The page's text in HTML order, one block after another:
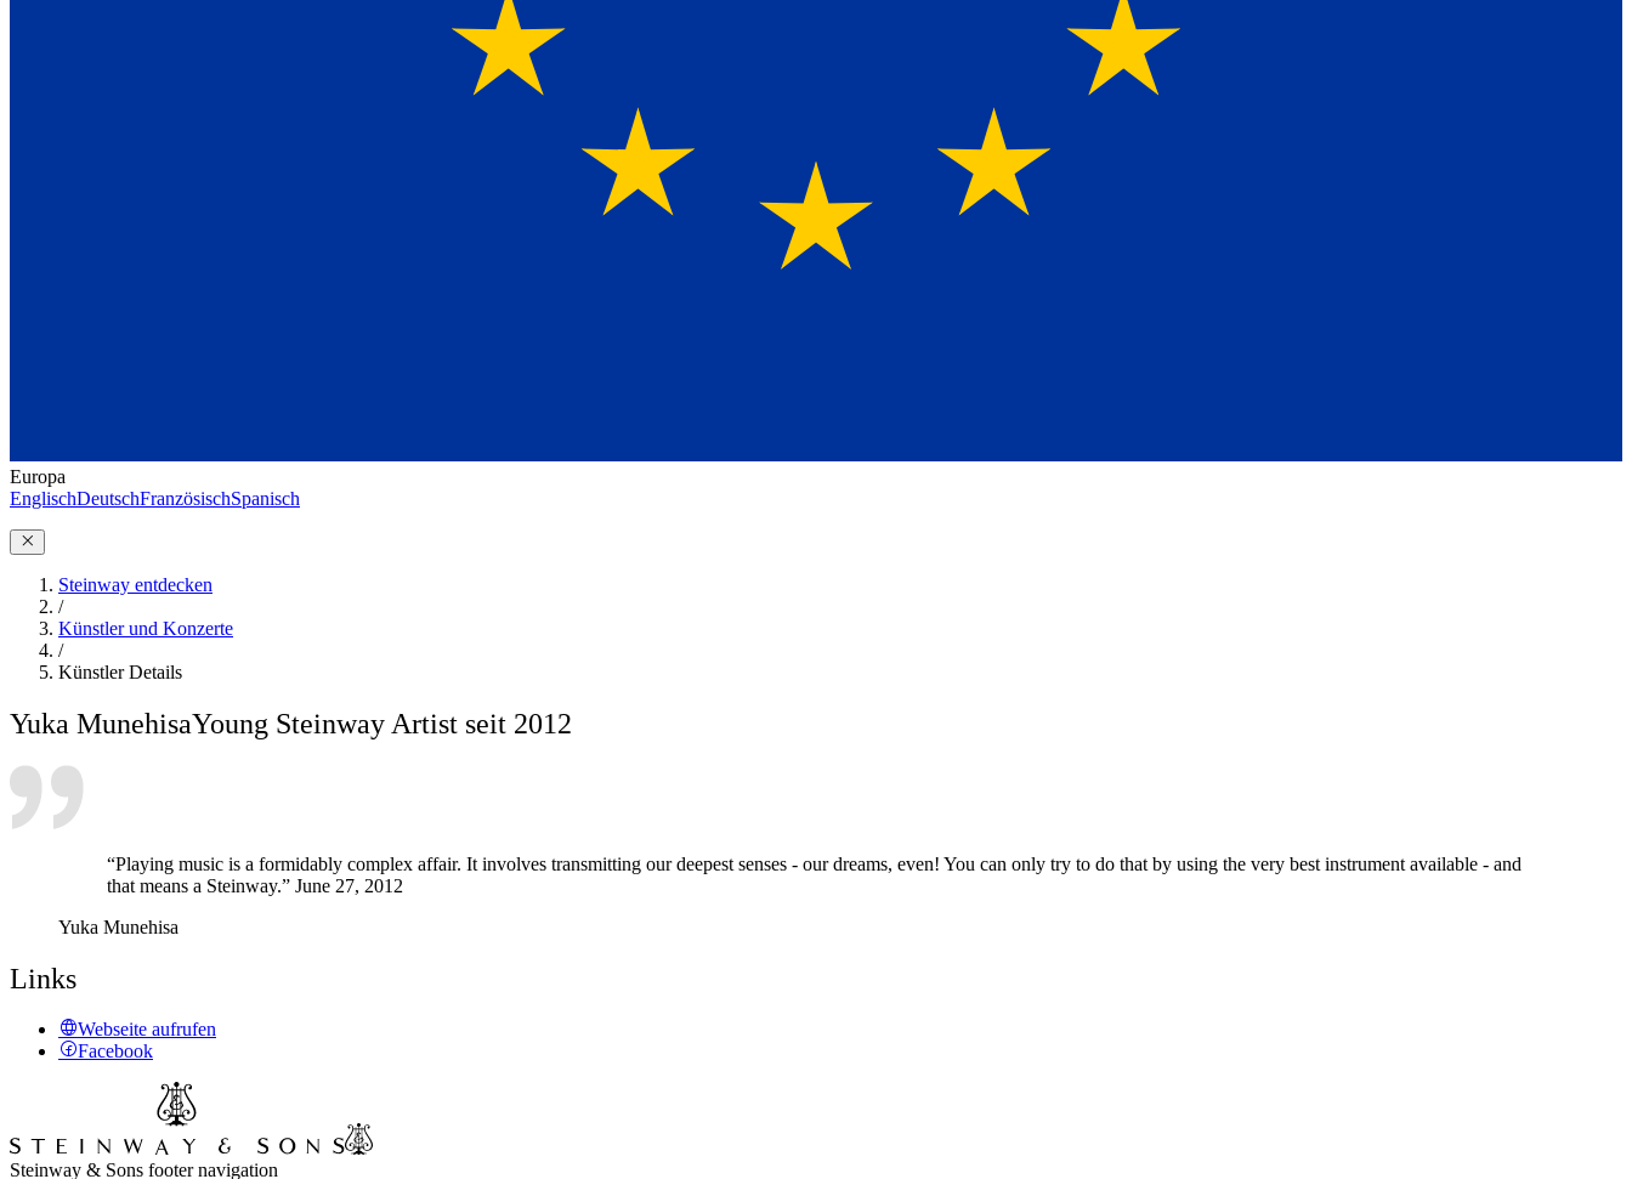
Europa
EnglischDeutschFranzösischSpanisch
Steinway entdecken
/
Künstler und Konzerte
/
Künstler Details
Yuka MunehisaYoung Steinway Artist seit 2012
“Playing music is a formidably complex affair. It involves transmitting our deepest senses - our dreams, even! You can only try to do that by using the very best instrument available - and
that means a Steinway.” June 27, 2012
Yuka Munehisa
Links
Webseite aufrufen
Facebook
Steinway & Sons footer navigation